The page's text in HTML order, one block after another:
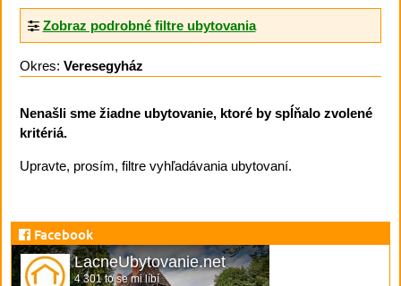
Zobraz podrobné filtre ubytovania
Okres: Veresegyház
Nenašli sme žiadne ubytovanie, ktoré by spĺňalo zvolené
kritériá.
Upravte, prosím, filtre vyhľadávania ubytovaní.
Facebook
LacneUbytovanie.net
4 301 to se mi líbí